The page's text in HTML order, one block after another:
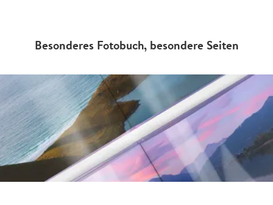
Besonderes Fotobuch, besondere Seiten